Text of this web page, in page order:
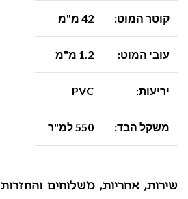
קוטר המוט: 42 מ"מ
עובי המוט: 1.2 מ"מ
יריעות: PVC
משקל הבד: 550 למ"ר
שירות, אחריות, משלוחים והחזרות